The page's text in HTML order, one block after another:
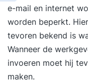
e-mail en internet
worden beperkt.
tevoren bekend is
Wanneer de
invoeren moet hij
maken.